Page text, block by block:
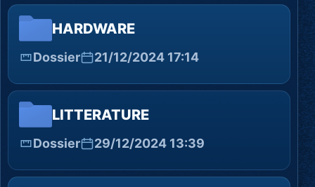
HARDWARE
Dossier 21/12/2024 17:14
LITTERATURE
Dossier 29/12/2024 13:39